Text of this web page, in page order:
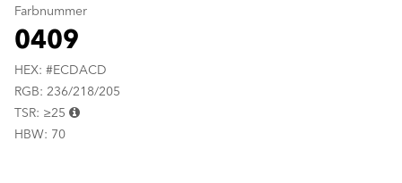
Farbnummer
0409
HEX: #ECDACD
RGB: 236/218/205
TSR: ≥25
HBW: 70